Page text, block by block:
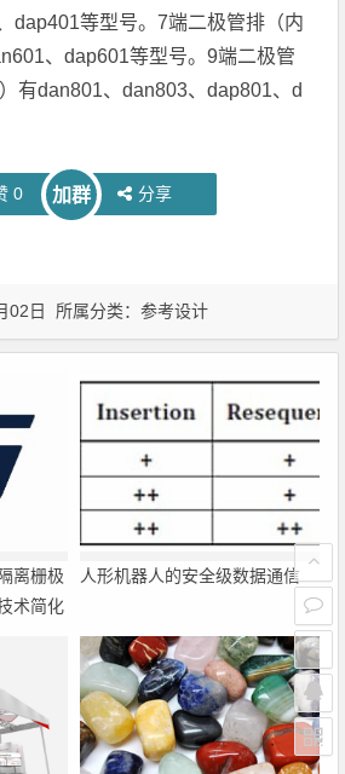
dap401等型号。7端二极管排（内
、dap601等型号。9端二极管
有dan801、dan803、dap801、d
0 加群 分享
02日 所属分类：参考设计
离栅极
术简化
人形机器人的安全级数据通信